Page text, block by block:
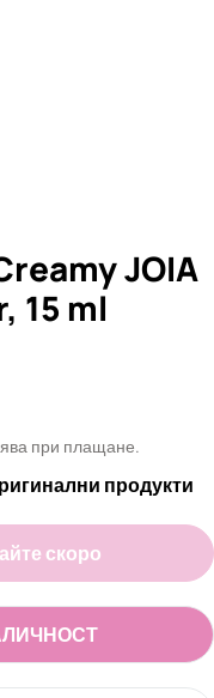
JOIA
15 ml
при плащане.
продукти
за изграждане
за Гел за
скоро